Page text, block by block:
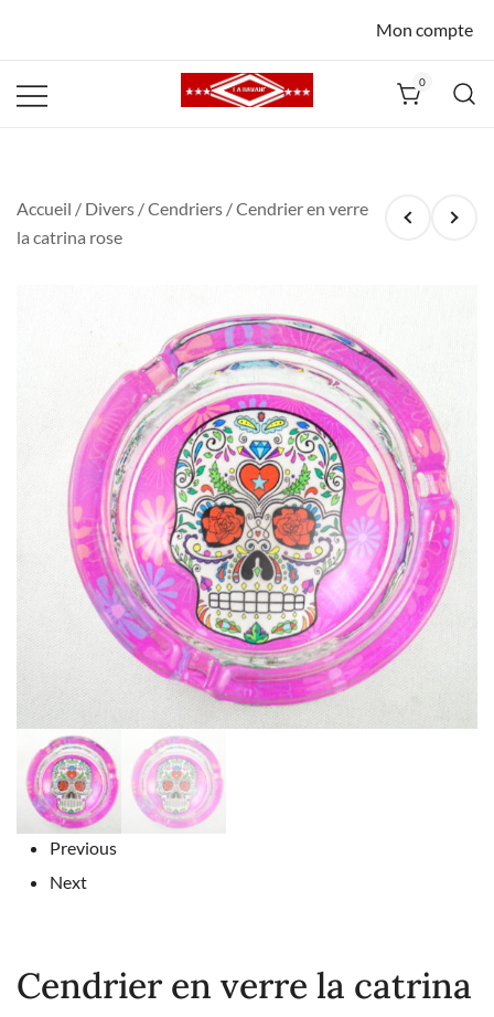
Mon compte
0
Accueil / Divers /Cendriers / Cendrier en verre
la catrina rose
Previous
Next
Cendrier en verre la catrina